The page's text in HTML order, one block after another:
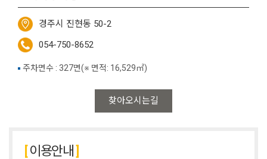
경주시 진현동 50-2
054-750-8652
찾아오시는길
주차면수 : 327면(※ 면적: 16,529㎡)
이용안내